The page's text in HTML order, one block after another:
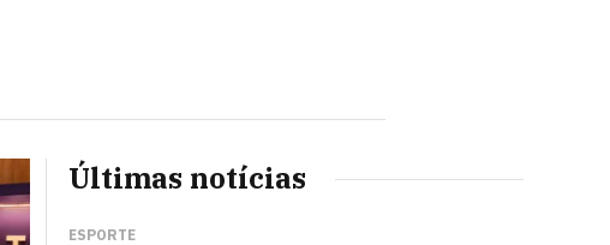
Últimas notícias
ESPORTE